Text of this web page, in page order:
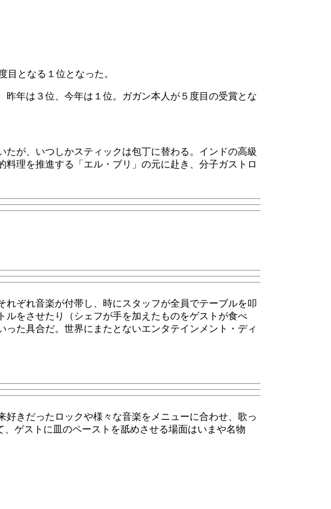
目となる１位となった。
昨年は３位、今年は１位。
ガガン本人が５度目の受賞とな
が、いつしかスティックは包丁に替わる。インドの高級
理を推進する「エル・ブリ」の元に赴き、分子ガストロ
ぞれ音楽が付帯し、時にスタッフが全員でテーブルを叩
をさせたり（シェフが手を加えたものをゲストが食べ
た具合だ。世界にまたとないエンタテインメント・ディ
好きだったロックや様々な音楽をメニューに合わせ、歌っ
ゲストに皿のペーストを舐めさせる場面はいまや名物